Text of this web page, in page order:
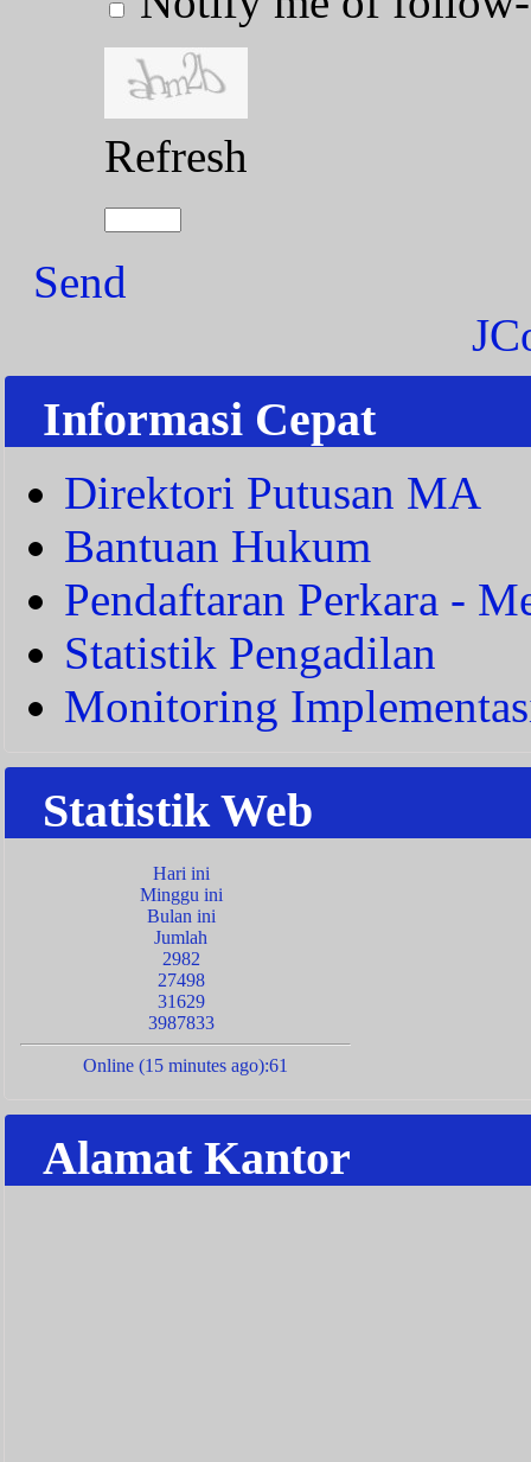
Refresh
Send
Informasi Cepat
Direktori Putusan MA
Bantuan Hukum
Pendaftaran Perkara -
Statistik Pengadilan
Monitoring
Statistik Web
Hari ini
Minggu ini
Bulan ini
Jumlah
2982
27498
31629
3987833
Online (15 minutes ago):61
Alamat Kantor